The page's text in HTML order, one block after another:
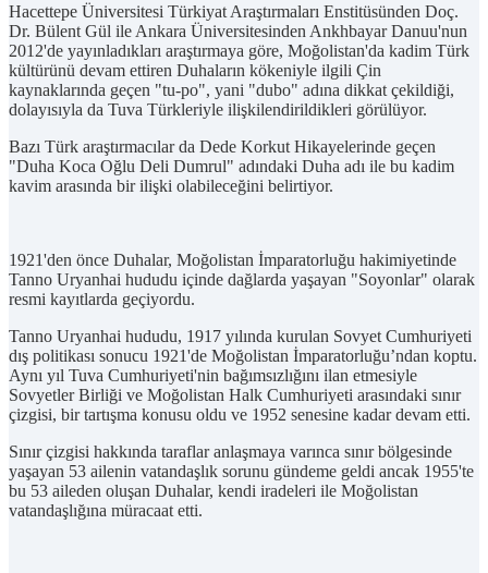
Hacettepe Üniversitesi Türkiyat Araştırmaları Enstitüsünden Doç.
Dr. Bülent Gül ile Ankara Üniversitesinden Ankhbayar Danuu'nun
2012'de yayınladıkları araştırmaya göre, Moğolistan'da kadim Türk
kültürünü devam ettiren Duhaların kökeniyle ilgili Çin
kaynaklarında geçen "tu-po", yani "dubo" adına dikkat çekildiği,
dolayısıyla da Tuva Türkleriyle ilişkilendirildikleri görülüyor.
Bazı Türk araştırmacılar da Dede Korkut Hikayelerinde geçen
"Duha Koca Oğlu Deli Dumrul" adındaki Duha adı ile bu kadim
kavim arasında bir ilişki olabileceğini belirtiyor.
1921'den önce Duhalar, Moğolistan İmparatorluğu hakimiyetinde
Tanno Uryanhai hududu içinde dağlarda yaşayan "Soyonlar" olarak
resmi kayıtlarda geçiyordu.
Tanno Uryanhai hududu, 1917 yılında kurulan Sovyet Cumhuriyeti
dış politikası sonucu 1921'de Moğolistan İmparatorluğu’ndan koptu.
Aynı yıl Tuva Cumhuriyeti'nin bağımsızlığını ilan etmesiyle
Sovyetler Birliği ve Moğolistan Halk Cumhuriyeti arasındaki sınır
çizgisi, bir tartışma konusu oldu ve 1952 senesine kadar devam etti.
Sınır çizgisi hakkında taraflar anlaşmaya varınca sınır bölgesinde
yaşayan 53 ailenin vatandaşlık sorunu gündeme geldi ancak 1955'te
bu 53 aileden oluşan Duhalar, kendi iradeleri ile Moğolistan
vatandaşlığına müracaat etti.